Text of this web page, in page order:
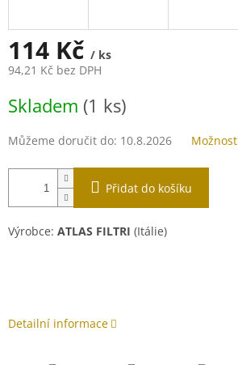
114 Kč / ks
94,21 Kč bez DPH
cena:
Skladem (1 ks)
Můžeme doručit do: 10.8.2026
Přidat do košíku
Výrobce: ATLAS FILTRI (Itálie)
Detailní informace